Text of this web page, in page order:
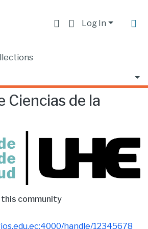
Log In
Ciencias de la
this community
handle/12345678